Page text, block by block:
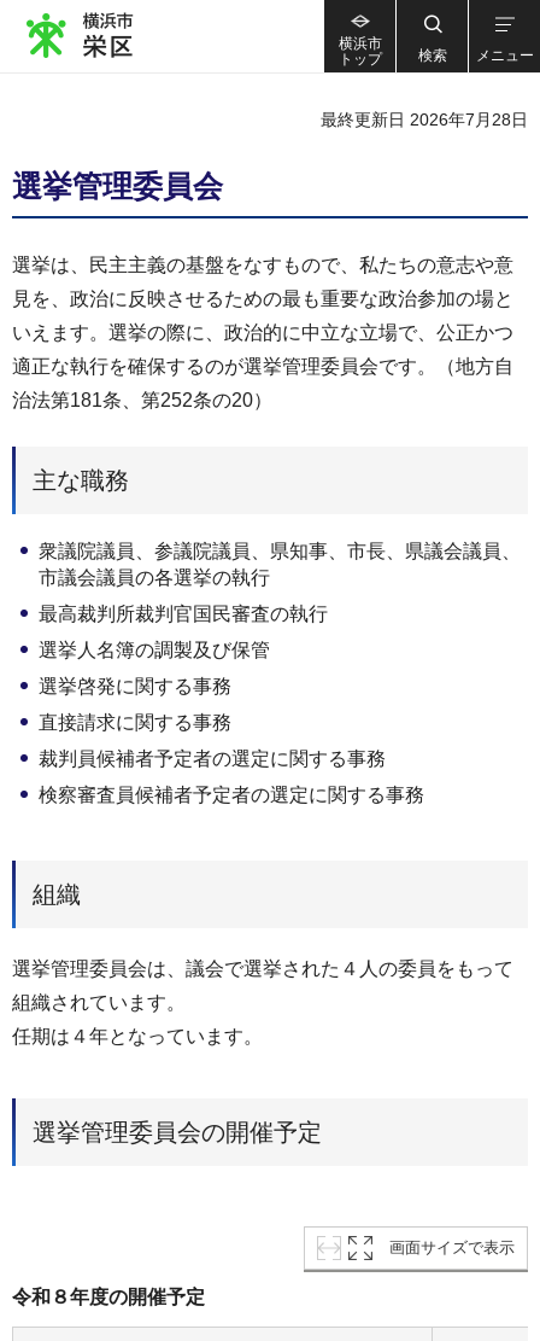
横浜市
トップ
検索 メニュー
最終更新日 2026年7月28日
選挙管理委員会
選挙は、民主主義の基盤をなすもので、私たちの意志や意
見を、政治に反映させるための最も重要な政治参加の場と
いえます。選挙の際に、政治的に中立な立場で、公正かつ
適正な執行を確保するのが選挙管理委員会です。（地方自
治法第181条、第252条の20）
主な職務
衆議院議員、参議院議員、県知事、市長、県議会議員、
市議会議員の各選挙の執行
最高裁判所裁判官国民審査の執行
選挙人名簿の調製及び保管
選挙啓発に関する事務
直接請求に関する事務
裁判員候補者予定者の選定に関する事務
検察審査員候補者予定者の選定に関する事務
組織
選挙管理委員会は、議会で選挙された４人の委員をもって
組織されています。
任期は４年となっています。
選挙管理委員会の開催予定
画面サイズで表示
令和８年度の開催予定